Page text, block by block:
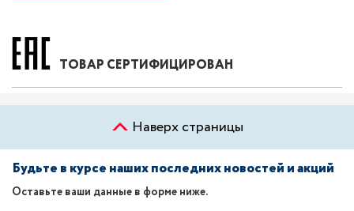
ТОВАР СЕРТИФИЦИРОВАН
Наверх страницы
Будьте в курсе наших последних новостей и акций
Оставьте ваши данные в форме ниже.